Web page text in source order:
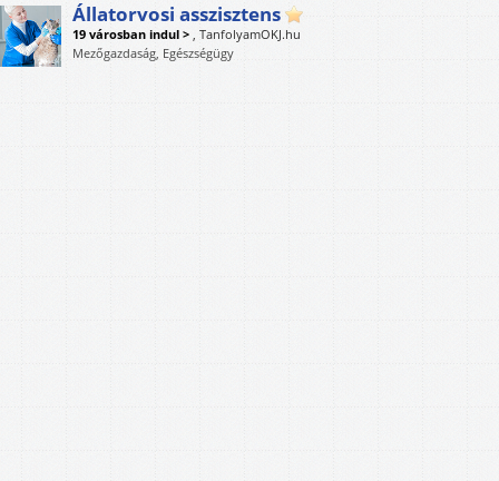
Állatorvosi asszisztens
19 városban indul > , TanfolyamOKJ.hu
Mezőgazdaság, Egészségügy